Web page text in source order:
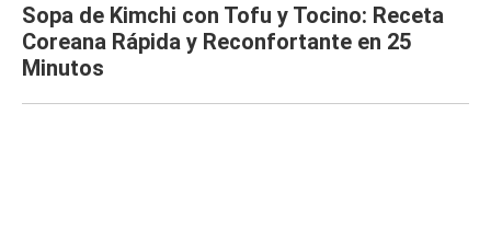
Sopa de Kimchi con Tofu y Tocino: Receta
Coreana Rápida y Reconfortante en 25
Minutos